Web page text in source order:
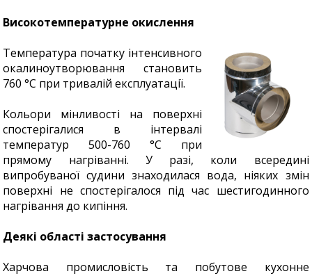
Високотемпературне окислення
Температура початку інтенсивного
окалиноутворювання становить
760 °C при тривалій експлуатації.
Кольори мінливості на поверхні
спостерігалися в інтервалі
температур 500-760 °С при
прямому нагріванні. У разі, коли всередині
випробуваної судини знаходилася вода, ніяких змін
поверхні не спостерігалося під час шестигодинного
нагрівання до кипіння.
Деякі області застосування
Харчова промисловість та побутове кухонне